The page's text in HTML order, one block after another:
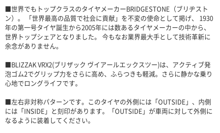
■世界でもトップクラスのタイヤメーカーBRIDGESTONE（ブリヂスト
ン）。 「世界最高の品質で社会に貢献」を不変の使命として掲げ、 1930
年の第一号タイヤ誕生から2005年には数あるタイヤメーカーの中から、
世界トップシェアとなりました。 今もなお業界最大手として技術革新に
余念がありません。
■BLIZZAK VRX2(ブリザック ヴイアールエックスツー)は、アクティブ発
泡ゴム2でグリップ力をさらに高め、ふらつきも軽減。さらに静かな乗り
心地でロングライフです。
■左右非対称パターンです。このタイヤの外側には「OUTSIDE」、内側
には「INSIDE」と刻印があります。「OUTSIDE」が車両に対して外側に
なるように装着してください。